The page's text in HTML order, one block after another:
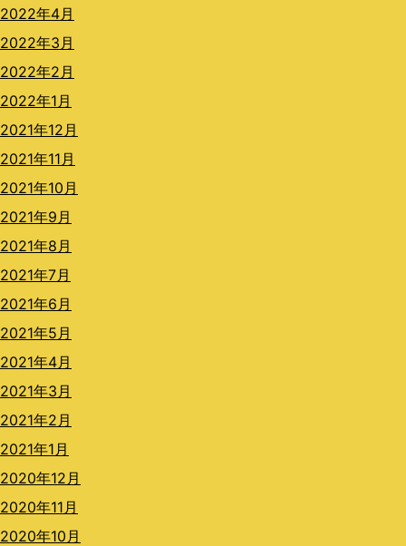
2022年4月
2022年3月
2022年2月
2022年1月
2021年12月
2021年11月
2021年10月
2021年9月
2021年8月
2021年7月
2021年6月
2021年5月
2021年4月
2021年3月
2021年2月
2021年1月
2020年12月
2020年11月
2020年10月